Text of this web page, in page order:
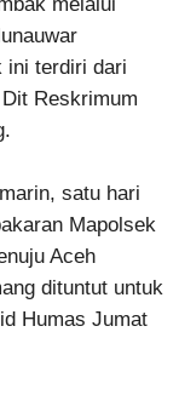
ini terdiri dari
Reskrimum
satu hari
Mapolsek
Aceh
dituntut untuk
Humas Jumat